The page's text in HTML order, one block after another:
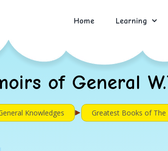
Home Learning
of General
Knowledges ► Greatest Books of The